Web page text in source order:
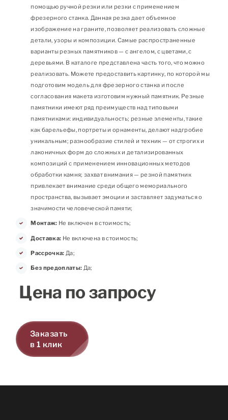
помощью ручной резки или резки с применением
фрезерного станка. Данная резка дает объемное
изображение на граните, позволяет реализовать сложные
детали, узоры и композиции. Самые распространенные
варианты резных памятников — с ангелом, с цветами, с
деревьями. В каталоге представлена часть того, что можно
реализовать. Можете предоставить картинку, по которой мы
подготовим модель для фрезерного станка и после
согласования макета изготовим нужный памятник. Резные
памятники имеют ряд преимуществ над типовыми
памятниками: индивидуальность; резные элементы, такие
как барельефы, портреты и орнаменты, делают надгробие
уникальным; разнообразие стилей и техник — от строгих и
лаконичных форм до сложных и детализированных
композиций с применением инновационных методов
обработки камня; захват внимания — резной памятник
привлекает внимание среди общего мемориального
пространства, вызывает эмоции и заставляет задуматься о
значимости человеческой памяти;
Монтаж: Не включен в стоимость;
Доставка: Не включена в стоимость;
Рассрочка: Да;
Без предоплаты: Да;
Цена по запросу
Заказать
в 1 клик